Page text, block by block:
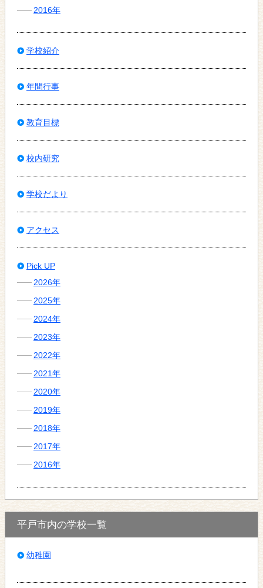
2016年
学校紹介
年間行事
教育目標
校内研究
学校だより
アクセス
Pick UP
2026年
2025年
2024年
2023年
2022年
2021年
2020年
2019年
2018年
2017年
2016年
平戸市内の学校一覧
幼稚園